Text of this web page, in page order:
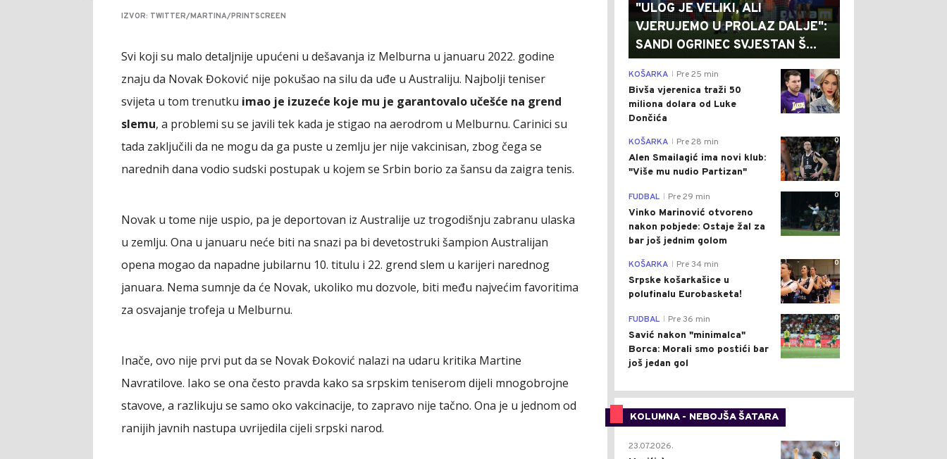
IZVOR: TWITTER/MARTINA/PRINTSCREEN
Svi koji su malo detaljnije upućeni u dešavanja iz Melburna u januaru 2022. godine
znaju da Novak Đoković nije pokušao na silu da uđe u Australiju. Najbolji teniser
svijeta u tom trenutku imao je izuzeće koje mu je garantovalo učešće na grend
slemu, a problemi su se javili tek kada je stigao na aerodrom u Melburnu. Carinici su
tada zaključili da ne mogu da ga puste u zemlju jer nije vakcinisan, zbog čega se
narednih dana vodio sudski postupak u kojem se Srbin borio za šansu da zaigra tenis.
Novak u tome nije uspio, pa je deportovan iz Australije uz trogodišnju zabranu ulaska
u zemlju. Ona u januaru neće biti na snazi pa bi devetostruki šampion Australijan
opena mogao da napadne jubilarnu 10. titulu i 22. grend slem u karijeri narednog
januara. Nema sumnje da će Novak, ukoliko mu dozvole, biti među najvećim favoritima
za osvajanje trofeja u Melburnu.
Inače, ovo nije prvi put da se Novak Đoković nalazi na udaru kritika Martine
Navratilove. Iako se ona često pravda kako sa srpskim teniserom dijeli mnogobrojne
stavove, a razlikuju se samo oko vakcinacije, to zapravo nije tačno. Ona je u jednom od
ranijih javnih nastupa uvrijedila cijeli srpski narod.
"ULOG JE VELIKI, ALI
VJERUJEMO U PROLAZ DALJE":
SANDI OGRINEC SVJESTAN Š...
0
KOŠARKA Pre 25 min
Bivša vjerenica traži 50
miliona dolara od Luke
Dončića
0
KOŠARKA Pre 28 min
Alen Smailagić ima novi klub:
"Više mu nudio Partizan"
0
FUDBAL Pre 29 min
Vinko Marinović otvoreno
nakon pobjede: Ostaje žal za
bar još jednim golom
0
KOŠARKA Pre 34 min
Srpske košarkašice u
polufinalu Eurobasketa!
0
FUDBAL Pre 36 min
Savić nakon "minimalca"
Borca: Morali smo postići bar
još jedan gol
KOLUMNA - NEBOJŠA ŠATARA
0
23.07.2026.